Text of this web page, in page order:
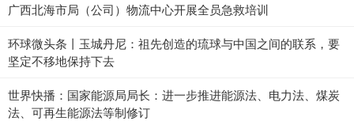
广西北海市局（公司）物流中心开展全员急救培训
环球微头条丨玉城丹尼：祖先创造的琉球与中国之间的联系，要
坚定不移地保持下去
世界快播：国家能源局局长：进一步推进能源法、电力法、煤炭
法、可再生能源法等制修订